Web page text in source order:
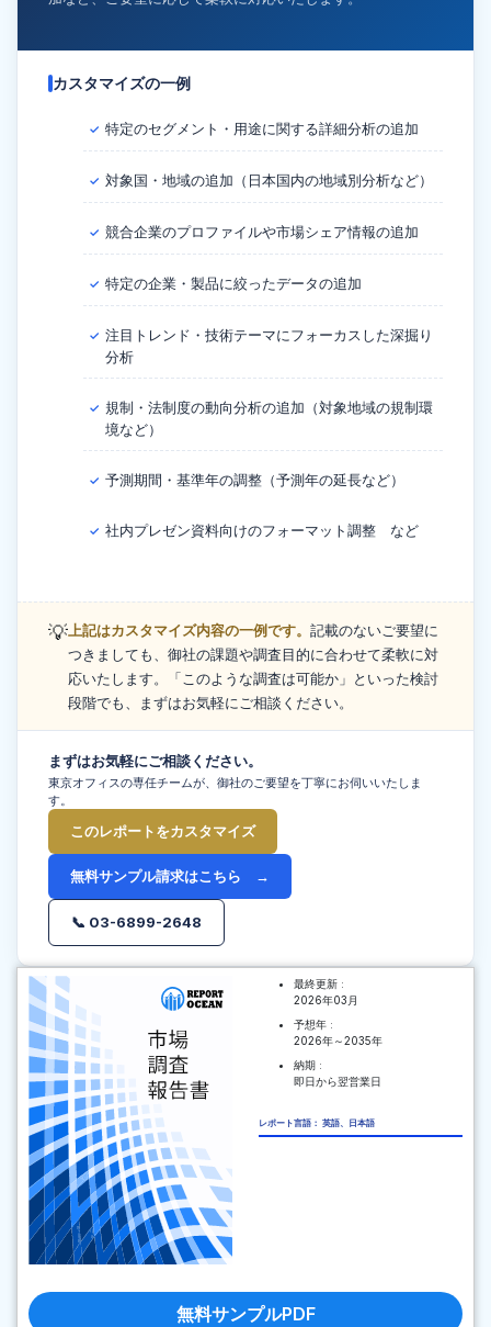
カスタマイズの一例
✓ 特定のセグメント・用途に関する詳細分析の追加
✓ 対象国・地域の追加（日本国内の地域別分析など）
✓ 競合企業のプロファイルや市場シェア情報の追加
✓ 特定の企業・製品に絞ったデータの追加
✓ 注目トレンド・技術テーマにフォーカスした深掘り
分析
✓ 規制・法制度の動向分析の追加（対象地域の規制環
境など）
✓ 予測期間・基準年の調整（予測年の延長など）
✓ 社内プレゼン資料向けのフォーマット調整 など
💡上記はカスタマイズ内容の一例です。 記載のないご要望に
つきましても、御社の課題や調査目的に合わせて柔軟に対
応いたします。「このような調査は可能か」といった検討
段階でも、まずはお気軽にご相談ください。
まずはお気軽にご相談ください。
東京オフィスの専任チームが、御社のご要望を丁寧にお伺いいたしま
す。
このレポートをカスタマイズ
無料サンプル請求はこちら →
📞 03-6899-2648
最終更新 :
2026年03月
予想年 :
2026年～2035年
納期 :
即日から翌営業日
レポート言語： 英語、日本語
無料サンプルPDF